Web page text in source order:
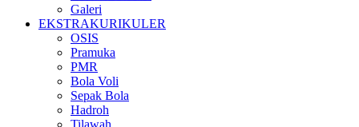
Galeri
EKSTRAKURIKULER
OSIS
Pramuka
PMR
Bola Voli
Sepak Bola
Hadroh
Tilawah